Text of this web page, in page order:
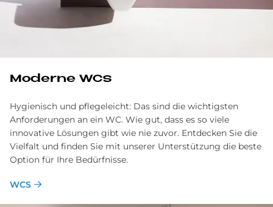
Moderne WCs
Hygienisch und pflegeleicht: Das sind die wichtigsten
Anforderungen an ein WC. Wie gut, dass es so viele
innovative Lösungen gibt wie nie zuvor. Entdecken Sie die
Vielfalt und finden Sie mit unserer Unterstützung die beste
Option für Ihre Bedürfnisse.
WCS